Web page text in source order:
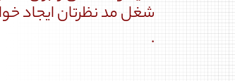
شغل مد نظرتان ایجاد
.